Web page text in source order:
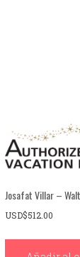
Josafat Villar –
USD$512.00